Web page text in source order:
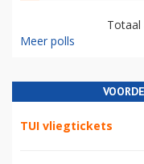
Totaal
Meer polls
TUI vliegtickets